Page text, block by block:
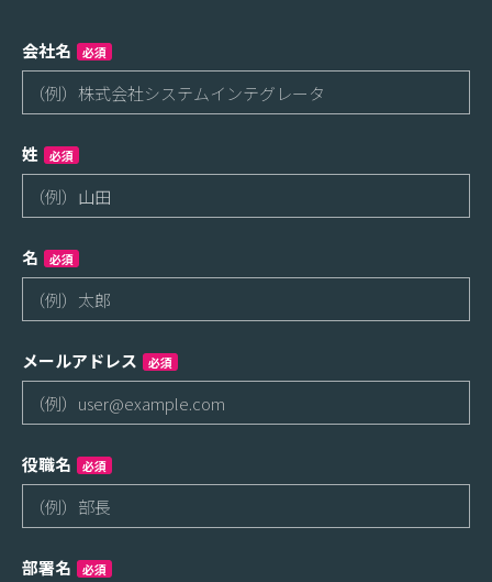
会社名 必須
姓 必須
名 必須
メールアドレス 必須
役職名 必須
部署名 必須